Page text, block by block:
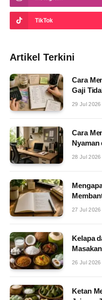
TikTok
Artikel Terkini
Cara
Gaji
29 Jul 2026
Cara
28 Jul 2026
27 Jul 2026
Kelapa
26 Jul 2026
Ketan